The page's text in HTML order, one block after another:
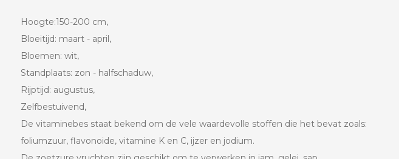
Hoogte:150-200 cm,
Bloeitijd: maart - april,
Bloemen: wit,
Standplaats: zon - halfschaduw,
Rijptijd: augustus,
Zelfbestuivend,
De vitaminebes staat bekend om de vele waardevolle stoffen die het bevat zoals:
foliumzuur, flavonoide, vitamine K en C, ijzer en jodium.